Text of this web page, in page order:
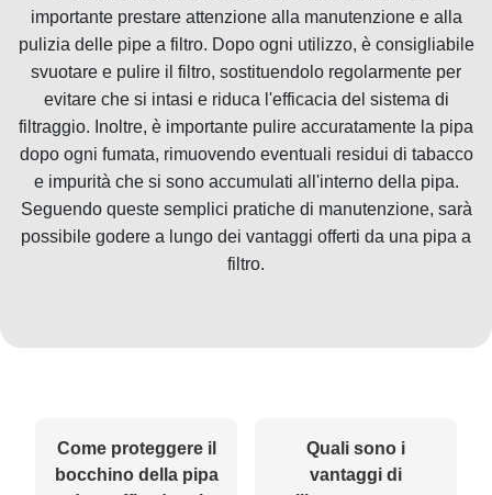
importante prestare attenzione alla manutenzione e alla
pulizia delle pipe a filtro. Dopo ogni utilizzo, è consigliabile
svuotare e pulire il filtro, sostituendolo regolarmente per
evitare che si intasi e riduca l'efficacia del sistema di
filtraggio. Inoltre, è importante pulire accuratamente la pipa
dopo ogni fumata, rimuovendo eventuali residui di tabacco
e impurità che si sono accumulati all'interno della pipa.
Seguendo queste semplici pratiche di manutenzione, sarà
possibile godere a lungo dei vantaggi offerti da una pipa a
filtro.
Come proteggere il
bocchino della pipa
Quali sono i
vantaggi di